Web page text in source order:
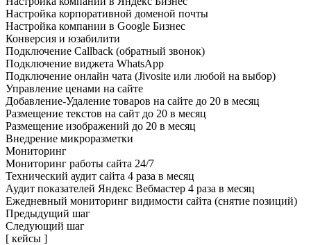
Настройка корпоративной доменой почты
Настройка компании в Google Бизнес
Конверсия и юзабилити
Подключение Callback (обратный звонок)
Подключение виджета WhatsApp
Подключение онлайн чата (Jivosite или любой на выбор)
Управление ценами на сайте
Добавление-Удаление товаров на сайте до 20 в месяц
Размещение текстов на сайт до 20 в месяц
Размещение изображений до 20 в месяц
Внедрение микроразметки
Мониторинг
Мониторинг работы сайта 24/7
Технический аудит сайта 4 раза в месяц
Аудит показателей Яндекс Вебмастер 4 раза в месяц
Ежедневный мониторинг видимости сайта (снятие позиций)
Предыдущий шаг
Следующий шаг
[ кейсы ]